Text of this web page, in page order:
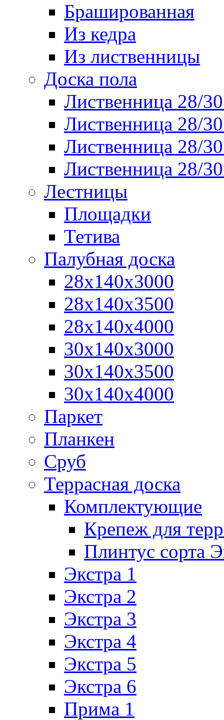
Брашированная
Из кедра
Из лиственницы
Доска пола
Лиственница 28/
Лиственница 28/
Лиственница 28/
Лиственница 28/
Лестницы
Площадки
Тетива
Палубная доска
28х140х3000
28х140х3500
28х140х4000
30х140х3000
30х140х3500
30х140х4000
Паркет
Планкен
Сруб
Террасная доска
Комплектующие
Крепеж для
Плинтус сорта
Экстра 1
Экстра 2
Экстра 3
Экстра 4
Экстра 5
Экстра 6
Прима 1